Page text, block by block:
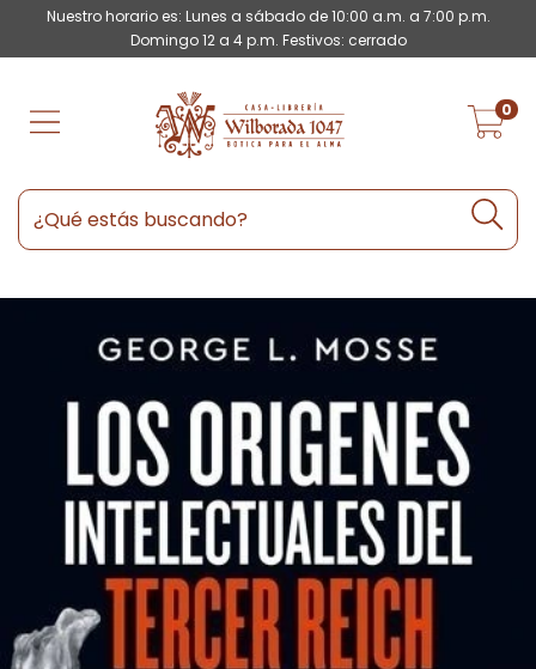
Nuestro horario es: Lunes a sábado de 10:00 a.m. a 7:00 p.m.
Domingo 12 a 4 p.m. Festivos: cerrado
0